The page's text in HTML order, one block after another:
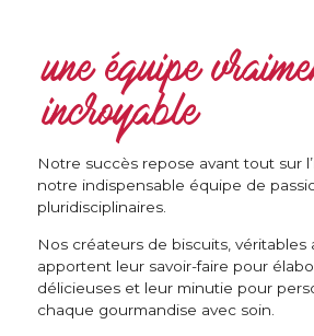
une équipe
incroyable
Notre succès repose avant tout sur
notre indispensable équipe de
pluridisciplinaires.
Nos créateurs de biscuits, véritables
apportent leur savoir-faire pour
délicieuses et leur minutie pour
chaque gourmandise avec soin.